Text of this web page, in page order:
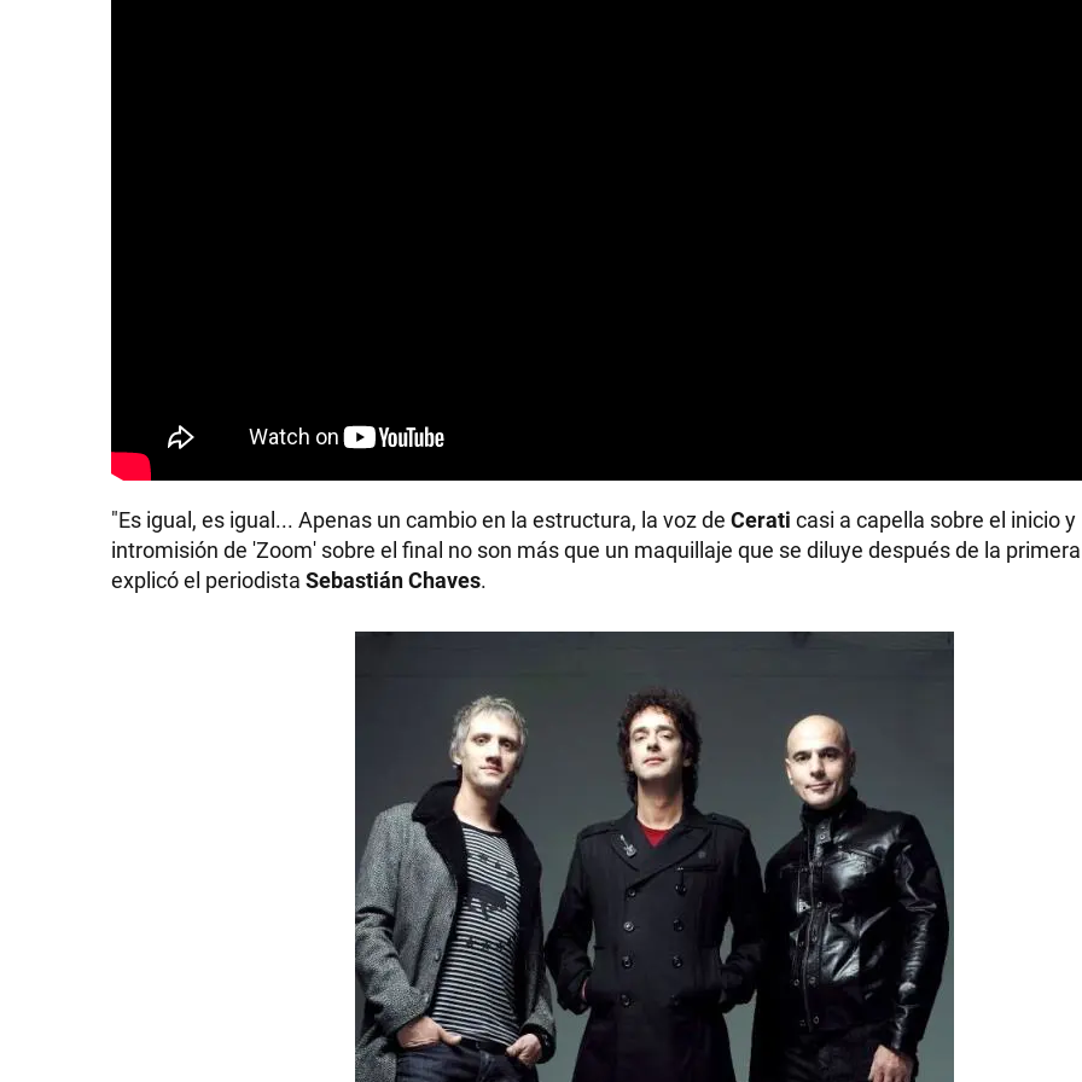
"Es igual, es igual... Apenas un cambio en la estructura, la voz de Cerati casi a capella sobre el inicio y
intromisión de 'Zoom' sobre el final no son más que un maquillaje que se diluye después de la
explicó el periodista Sebastián Chaves.